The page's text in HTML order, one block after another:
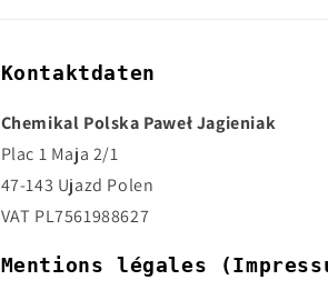
Kontaktdaten
Chemikal Polska Paweł Jagieniak
Plac 1 Maja 2/1
47-143 Ujazd Polen
VAT PL7561988627
Mentions légales